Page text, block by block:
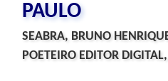
PAULO
SEABRA, BRUNO
POETEIRO EDITOR